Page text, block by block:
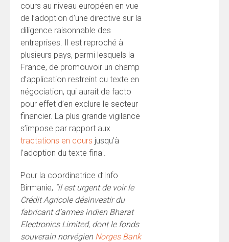
cours au niveau européen en vue
de l’adoption d’une directive sur la
diligence raisonnable des
entreprises. Il est reproché à
plusieurs pays, parmi lesquels la
France, de promouvoir un champ
d’application restreint du texte en
négociation, qui aurait de facto
pour effet d’en exclure le secteur
financier. La plus grande vigilance
s’impose par rapport aux
tractations en cours jusqu’à
l’adoption du texte final.
Pour la coordinatrice d’Info
Birmanie, “il est urgent de voir le
Crédit Agricole désinvestir du
fabricant d’armes indien Bharat
Electronics Limited, dont le fonds
souverain norvégien Norges Bank